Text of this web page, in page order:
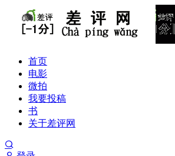
首页
电影
微拍
我要投稿
书
关于差评网